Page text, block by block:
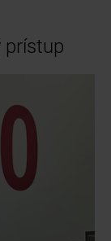
prístup